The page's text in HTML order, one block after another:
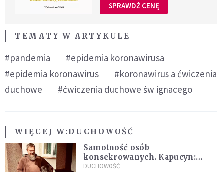
SPRAWDŹ CENĘ
TEMATY W ARTYKULE
#pandemia
#epidemia koronawirusa
#epidemia koronawirus
#koronawirus a ćwiczenia
duchowe
#ćwiczenia duchowe św ignacego
WIĘCEJ W:DUCHOWOŚĆ
Samotność osób
konsekrowanych. Kapucyn:
Życie w pojedynkę rzadko jest
DUCHOWOŚĆ